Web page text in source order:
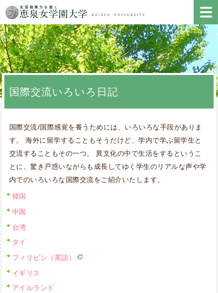
国際交流いろいろ日記
国際交流/国際感覚を養うためには、いろいろな手段がありま
す。 海外に留学することもそうだけど、学内で学ぶ留学生と
交流することもその一つ。 異文化の中で生活をするというこ
とに、驚き戸惑いながらも成長してゆく学生のリアルな声や学
内でのいろいろな国際交流をご紹介いたします。
韓国
中国
台湾
タイ
フィリピン（英語）
イギリス
アイルランド